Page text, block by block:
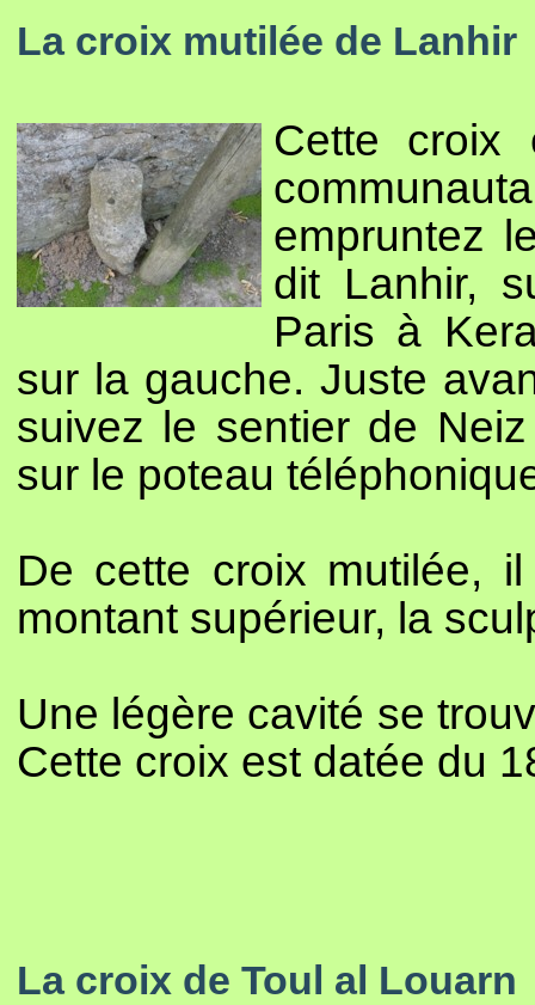
La croix mutilée de Lanhir
Cette croix
empruntez
dit Lanhir,
Paris à
sur la gauche. Juste
suivez le sentier de
sur le poteau
De cette croix mutilée,
montant supérieur, la
Une légère cavité se
Cette croix est datée du
La croix de Toul al Louarn